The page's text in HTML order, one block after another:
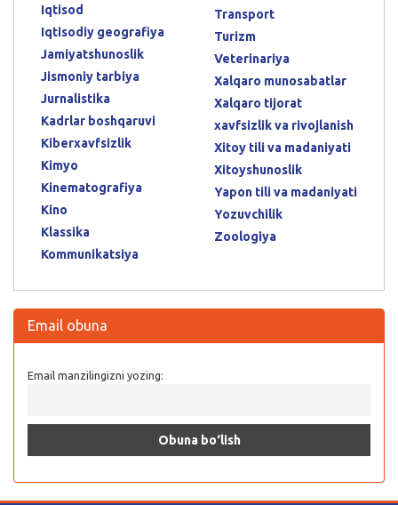
Iqtisod
Iqtisodiy geografiya
Jamiyatshunoslik
Jismoniy tarbiya
Jurnalistika
Kadrlar boshqaruvi
Kiberxavfsizlik
Kimyo
Kinematografiya
Kino
Klassika
Kommunikatsiya
Transport
Turizm
Veterinariya
Xalqaro munosabatlar
Xalqaro tijorat
xavfsizlik va rivojlanish
Xitoy tili va madaniyati
Xitoyshunoslik
Yapon tili va madaniyati
Yozuvchilik
Zoologiya
Email obuna
Email manzilingizni yozing: